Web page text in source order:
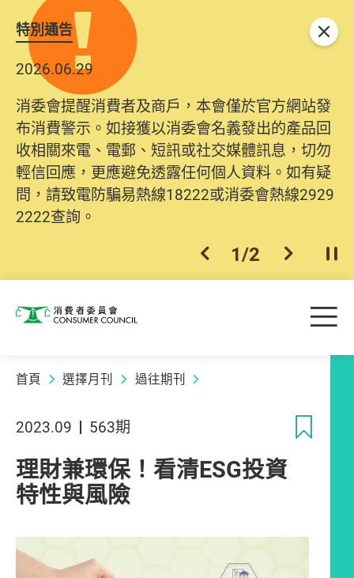
特別通告
2026.06.29
消委會提醒消費者及商戶，本會僅於官方網站發
布消費警示。如接獲以消委會名義發出的產品回
收相關來電、電郵、短訊或社交媒體訊息，切勿
輕信回應，更應避免透露任何個人資料。如有疑
問，請致電防騙易熱線18222或消委會熱線2929
2222查詢。
上一個
1/2 下一個開
關閉
消費者委員會 目
首頁 選擇月刊 過往期刊
2023.09 563期
理財兼環保！看清ESG投資
特性與風險